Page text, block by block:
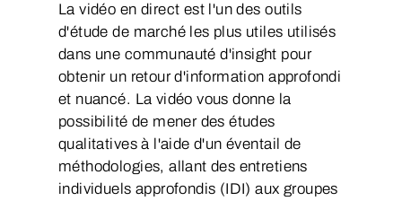
La vidéo en direct est l'un des outils
d'étude de marché les plus utiles utilisés
dans une communauté d'insight pour
obtenir un retour d'information approfondi
et nuancé. La vidéo vous donne la
possibilité de mener des études
qualitatives à l'aide d'un éventail de
méthodologies, allant des entretiens
individuels approfondis (IDI) aux groupes